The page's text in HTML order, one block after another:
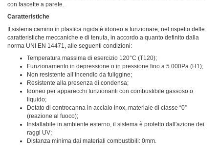
con fascette a parete.
Caratteristiche
Il sistema camino in plastica rigida è idoneo a funzionare, nel rispetto delle
caratteristiche meccaniche e di tenuta, in accordo a quanto definito dalla
norma UNI EN 14471, alle seguenti condizioni:
Temperatura massima di esercizio 120°C (T120);
Funzionamento in depressione o in pressione fino a 5.000Pa (H1);
Non resistente all’incendio da fuliggine;
Resistente alla presenza di condensa;
Idoneo per apparecchi funzionanti con combustibile gassoso o
liquido;
Dotato di controcanna in acciaio inox, materiale di classe “0”
(reazione al fuoco);
Installabile in ambiente esterno, il sistema è protetto dall'azione dei
raggi UV;
Distanza minima dai materiali combustibili: 0mm.